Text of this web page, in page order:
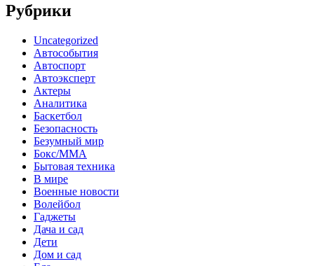
Рубрики
Uncategorized
Автособытия
Автоспорт
Автоэксперт
Актеры
Аналитика
Баскетбол
Безопасность
Безумный мир
Бокс/MMA
Бытовая техника
В мире
Военные новости
Волейбол
Гаджеты
Дача и сад
Дети
Дом и сад